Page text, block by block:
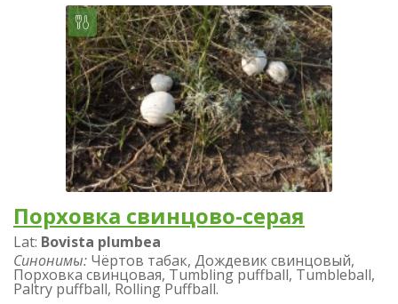
Порховка свинцово-серая
Lat: Bovista plumbea
Синонимы: Чёртов табак, Дождевик свинцовый,
Порховка свинцовая, Tumbling puffball, Tumbleball,
Paltry puffball, Rolling Puffball.